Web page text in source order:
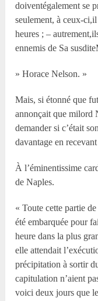
doiventégalement se
seulement, à ceux-
heures ; –
ennemis de Sa
» Horace Nelson. »
Mais, si étonné que
annonçait que milord
demander si c’était
davantage en
À l’éminentissime
de Naples.
« Toute cette partie
été embarquée pour
heure dans la plus
elle attendait
précipitation à sortir
capitulation n’aient
voici deux jours que